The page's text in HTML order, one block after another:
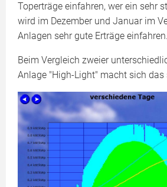
Toperträge einfahren, wer ein sehr
wird im Dezember und Januar im
Anlagen sehr gute Erträge einfahren.
Beim Vergleich zweier
Anlage "High-Light" macht sich das